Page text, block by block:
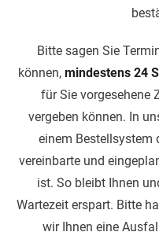
Bitte sagen Sie
können, mindestens 24
für Sie vorgesehene
vergeben können. In
einem Bestellsystem
vereinbarte und
ist. So bleibt Ihnen
Wartezeit erspart. Bitte
wir Ihnen eine